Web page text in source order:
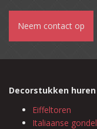
Neem contact op
Decorstukken huren
Eiffeltoren
Italiaanse gondel